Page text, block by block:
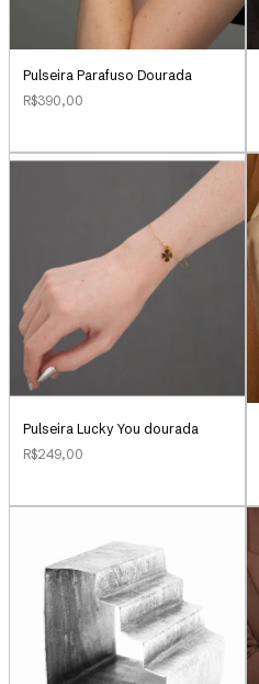
Pulseira Parafuso Dourada
R$390,00
Pulseira Lucky You dourada
R$249,00